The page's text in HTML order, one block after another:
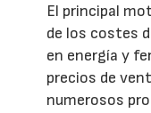
El principal
de los costes
en energía y
precios de
numerosos